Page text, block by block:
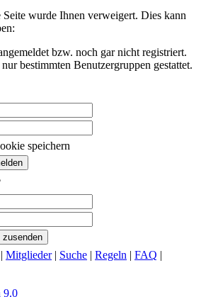
wurde Ihnen verweigert. Dies kann
bzw. noch gar nicht registriert.
bestimmten Benutzergruppen gestattet.
speichern
| Mitglieder| Suche | Regeln | FAQ |
9.0